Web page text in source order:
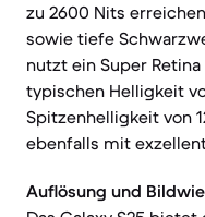
zu 2600 Nits
sowie tiefe
nutzt ein Super
typischen Helligkeit
Spitzenhelligkeit von
ebenfalls mit
Auflösung und